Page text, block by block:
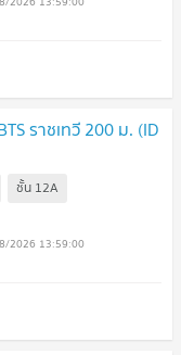
ราชเทวี 200 ม. (ID
ชั้น 12A
2026 13:59:00